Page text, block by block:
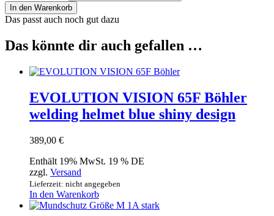
In den Warenkorb
Das passt auch noch gut dazu
Das könnte dir auch gefallen …
EVOLUTION VISION 65F Böhler
welding helmet blue shiny design
389,00 €
Enthält 19% MwSt. 19 % DE
zzgl. Versand
Lieferzeit: nicht angegeben
In den Warenkorb